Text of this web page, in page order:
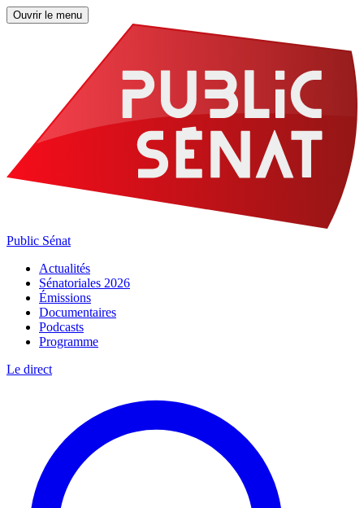
Ouvrir le menu
Public Sénat
Actualités
Sénatoriales 2026
Émissions
Documentaires
Podcasts
Programme
Le direct